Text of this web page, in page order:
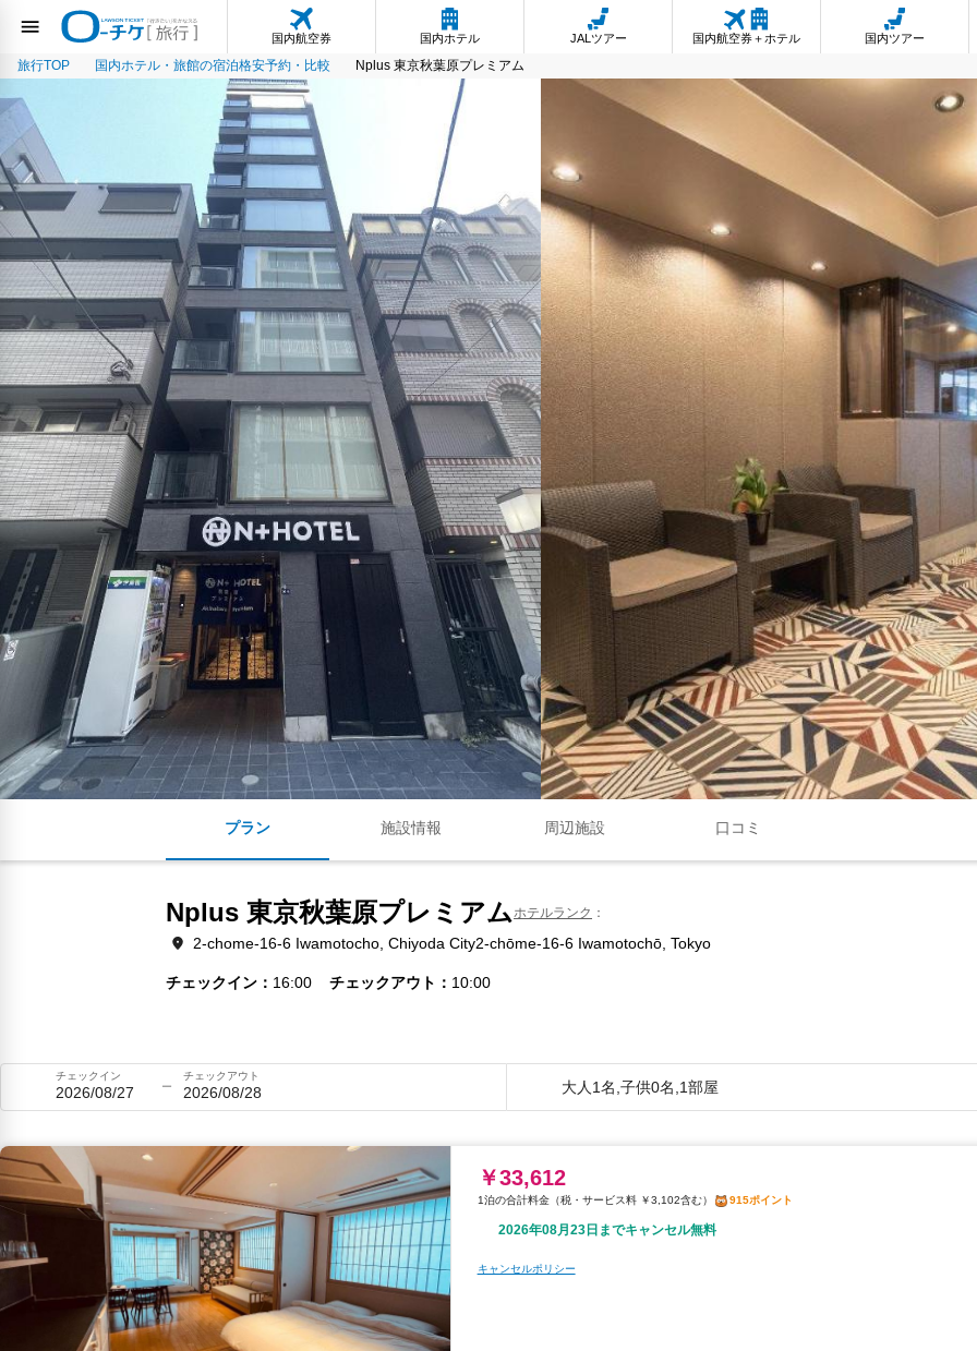
国内航空券 国内ホテル JALツアー 国内航空券＋ホテル 国内ツアー
旅行TOP 国内ホテル・旅館の宿泊格安予約・比較 Nplus 東京秋葉原プレミアム
プラン 施設情報 周辺施設 口コミ
Nplus 東京秋葉原プレミアム ホテルランク
2-chome-16-6 Iwamotocho, Chiyoda City2-chōme-16-6 Iwamotochō, Tokyo
チェックイン 16:00 チェックアウト 10:00
チェックイン
2026/08/27
チェックアウト
2026/08/28 大人1名,子供0名,1部屋
￥33,612
税・サービス料 ￥3,102含む 915ポイント
2026年08月23日までキャンセル無料
キャンセルポリシー